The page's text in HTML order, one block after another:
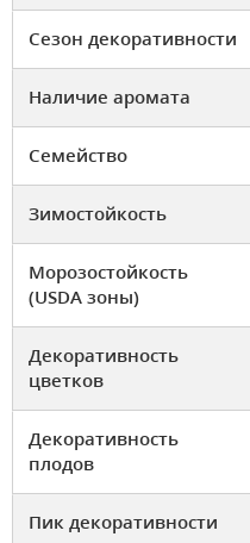
Сезон декоративности
Наличие аромата
Семейство
Зимостойкость
Морозостойкость
(USDA зоны)
Декоративность
цветков
Декоративность
плодов
Пик декоративности